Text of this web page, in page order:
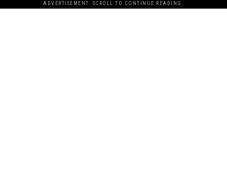
ADVERTISEMENT. SCROLL TO CONTINUE READING.